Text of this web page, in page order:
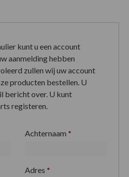
kunt u een account
aanmelding hebben
zullen wij uw account
producten bestellen. U
bericht over. U kunt
registeren.
Achternaam *
Adres *